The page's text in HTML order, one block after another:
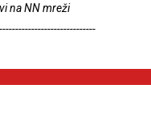
na NN mreži